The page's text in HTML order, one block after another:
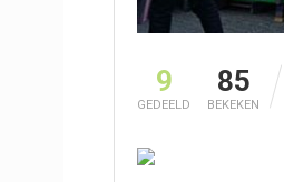
9
GEDEELD
85
BEKEKEN